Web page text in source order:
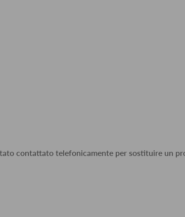
contattato telefonicamente per sostituire un